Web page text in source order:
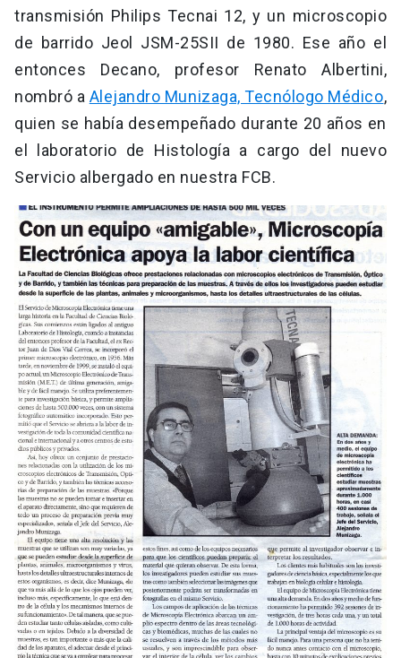
transmisión Philips Tecnai 12, y un microscopio
de barrido Jeol JSM-25SII de 1980. Ese año el
entonces Decano, profesor Renato Albertini,
nombró a Alejandro Munizaga, Tecnólogo Médico,
quien se había desempeñado durante 20 años en
el laboratorio de Histología a cargo del nuevo
Servicio albergado en nuestra FCB.